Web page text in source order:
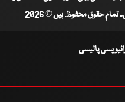
حقوق محفوظ ہیں © 2026
پالیسی